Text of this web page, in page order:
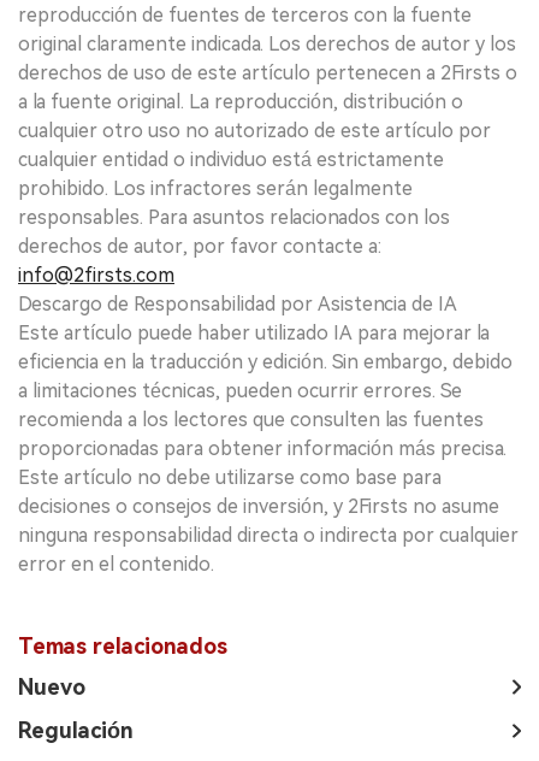
reproducción de fuentes de terceros con la fuente
original claramente indicada. Los derechos de autor y los
derechos de uso de este artículo pertenecen a 2Firsts o
a la fuente original. La reproducción, distribución o
cualquier otro uso no autorizado de este artículo por
cualquier entidad o individuo está estrictamente
prohibido. Los infractores serán legalmente
responsables. Para asuntos relacionados con los
derechos de autor, por favor contacte a:
info@2firsts.com
Descargo de Responsabilidad por Asistencia de IA
Este artículo puede haber utilizado IA para mejorar la
eficiencia en la traducción y edición. Sin embargo, debido
a limitaciones técnicas, pueden ocurrir errores. Se
recomienda a los lectores que consulten las fuentes
proporcionadas para obtener información más precisa.
Este artículo no debe utilizarse como base para
decisiones o consejos de inversión, y 2Firsts no asume
ninguna responsabilidad directa o indirecta por cualquier
error en el contenido.
Temas relacionados
Nuevo
Regulación